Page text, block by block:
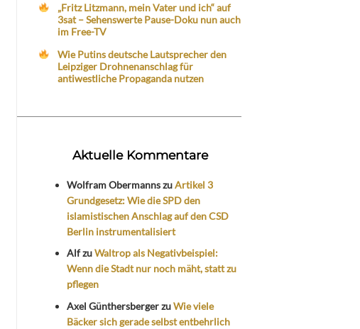
„Fritz Litzmann, mein Vater und ich“ auf
3sat – Sehenswerte Pause-Doku nun auch
im Free-TV
Wie Putins deutsche Lautsprecher den
Leipziger Drohnenanschlag für
antiwestliche Propaganda nutzen
Aktuelle Kommentare
Wolfram ObermannszuArtikel 3
Grundgesetz: Wie die SPD den
islamistischen Anschlag auf den CSD
Berlin instrumentalisiert
AlfzuWaltrop als Negativbeispiel:
Wenn die Stadt nur noch mäht, statt zu
pflegen
Axel GünthersbergerzuWie viele
Bäcker sich gerade selbst entbehrlich